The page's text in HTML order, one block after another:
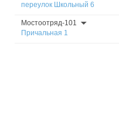
переулок Школьный 6
Мостоотряд-101
Причальная 1